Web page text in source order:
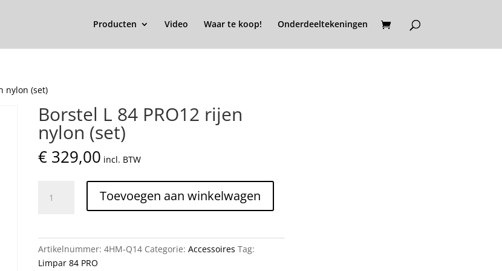
Producten Video Waar te koop! Onderdeeltekeningen
nylon (set)
Borstel L 84 PRO12 rijen
nylon (set)
€329,00 incl. BTW
rijen
nylon
Toevoegen aan winkelwagen
Artikelnummer: 4HM-Q14 Categorie: Accessoires Tag:
Limpar 84 PRO